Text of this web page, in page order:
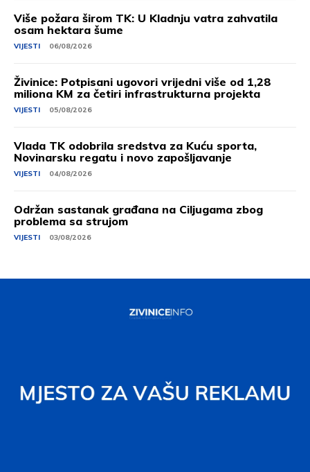
Više požara širom TK: U Kladnju vatra zahvatila
osam hektara šume
VIJESTI 06/08/2026
Živinice: Potpisani ugovori vrijedni više od 1,28
miliona KM za četiri infrastrukturna projekta
VIJESTI 05/08/2026
Vlada TK odobrila sredstva za Kuću sporta,
Novinarsku regatu i novo zapošljavanje
VIJESTI 04/08/2026
Održan sastanak građana na Ciljugama zbog
problema sa strujom
VIJESTI 03/08/2026